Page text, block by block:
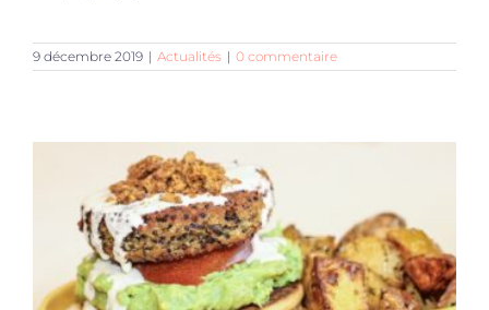
9 décembre 2019 | Actualités | 0 commentaire